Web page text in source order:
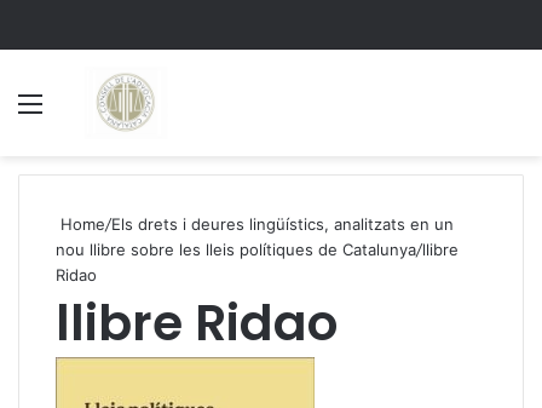
Home/Els drets i deures lingüístics, analitzats en un
nou llibre sobre les lleis polítiques de Catalunya/llibre
Ridao
llibre Ridao